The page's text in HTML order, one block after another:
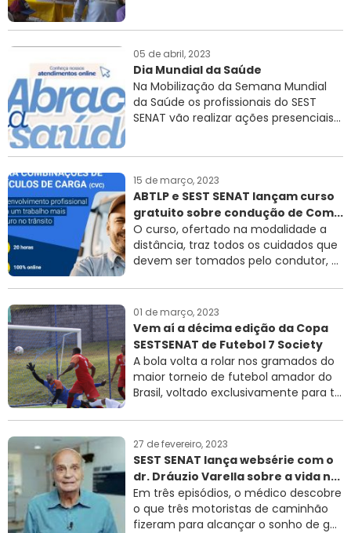
05 de abril, 2023
Dia Mundial da Saúde
Na Mobilização da Semana Mundial
da Saúde os profissionais do SEST
SENAT vão realizar ações presenciais...
15 de março, 2023
ABTLP e SEST SENAT lançam curso
gratuito sobre condução de Com...
O curso, ofertado na modalidade a
distância, traz todos os cuidados que
devem ser tomados pelo condutor, ...
01 de março, 2023
Vem aí a décima edição da Copa
SESTSENAT de Futebol 7 Society
A bola volta a rolar nos gramados do
maior torneio de futebol amador do
Brasil, voltado exclusivamente para t...
27 de fevereiro, 2023
SEST SENAT lança websérie com o
dr. Dráuzio Varella sobre a vida n...
Em três episódios, o médico descobre
o que três motoristas de caminhão
fizeram para alcançar o sonho de g...